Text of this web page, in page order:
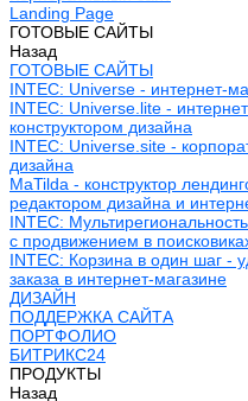
Landing Page
ГОТОВЫЕ САЙТЫ
Назад
ГОТОВЫЕ САЙТЫ
INTEC: Universe - интернет-
INTEC: Universe.lite -
конструктором дизайна
INTEC: Universe.site -
дизайна
MaTilda - конструктор
редактором дизайна и
INTEC:
с продвижением в
INTEC: Корзина в один шаг -
заказа в интернет-магазине
ДИЗАЙН
ПОДДЕРЖКА САЙТА
ПОРТФОЛИО
БИТРИКС24
ПРОДУКТЫ
Назад